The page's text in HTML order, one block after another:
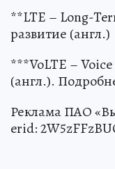
**LTE – Long-
развитие (англ.)
***VoLTE – Voice
(англ.).
Реклама ПАО
erid: